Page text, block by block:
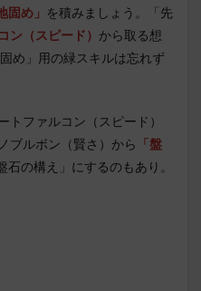
固め」 を積みましょう。「先
ン（スピード） から取る想
め」用の緑スキルは忘れず
トファルコン（スピード）
ブルボン（賢さ）から 「盤
石の構え」にするのもあり。